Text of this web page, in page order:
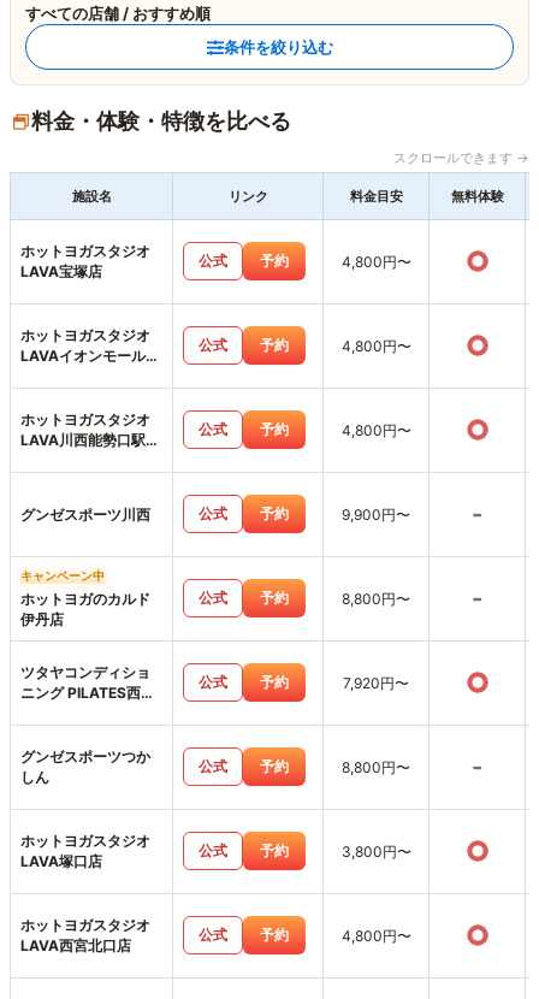
すべての店舗 / おすすめ順
条件を絞り込む
料金・体験・特徴を比べる
スクロールできます →
施設名 リンク 料金目安 無料体験
ホットヨガスタジオ
LAVA宝塚店
公式 予約 4,800円〜 ○
ホットヨガスタジオ
LAVAイオンモール伊
公式 予約 4,800円〜 ○
ホットヨガスタジオ
LAVA川西能勢口駅前
公式 予約 4,800円〜 ○
グンゼスポーツ川西 公式 予約 9,900円〜 -
キャンペーン中
ホットヨガのカルド
伊丹店
公式 予約 8,800円〜 -
ツタヤコンディショ
ニング PILATES西宮
公式 予約 7,920円〜 ○
グンゼスポーツつか
しん
公式 予約 8,800円〜 -
ホットヨガスタジオ
LAVA塚口店
公式 予約 3,800円〜 ○
ホットヨガスタジオ
LAVA西宮北口店
公式 予約 4,800円〜 ○